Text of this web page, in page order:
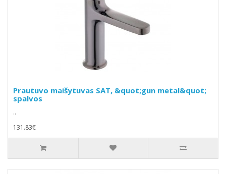
Prautuvo maišytuvas SAT, &quot;gun metal&quot;
spalvos
..
131.83€